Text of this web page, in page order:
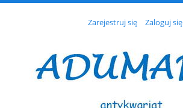
Zarejestruj się Zaloguj się